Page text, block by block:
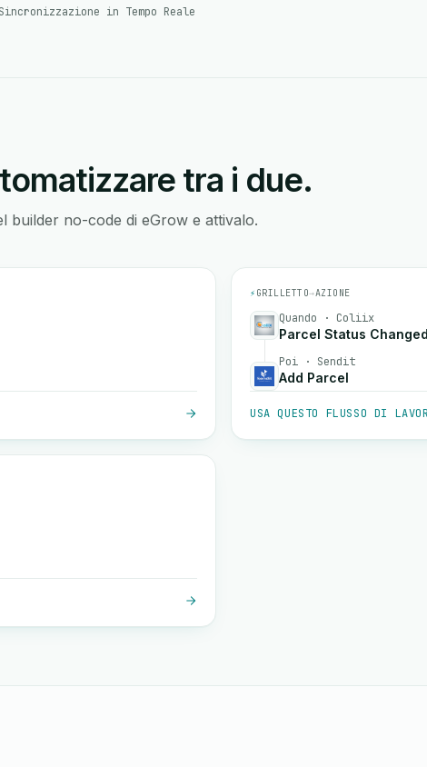
Sincronizzazione in Tempo Reale
tra i due.
builder no-code di eGrow e attivalo.
⚡ GRILLETTO→AZIONE
Quando · Coliix
Parcel Status
Poi · Sendit
Add Parcel
USA QUESTO FLUSSO DI